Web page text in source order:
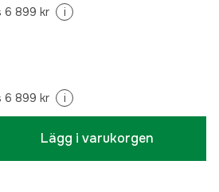
6 899 kr i
6 899 kr i
Lägg i varukorgen